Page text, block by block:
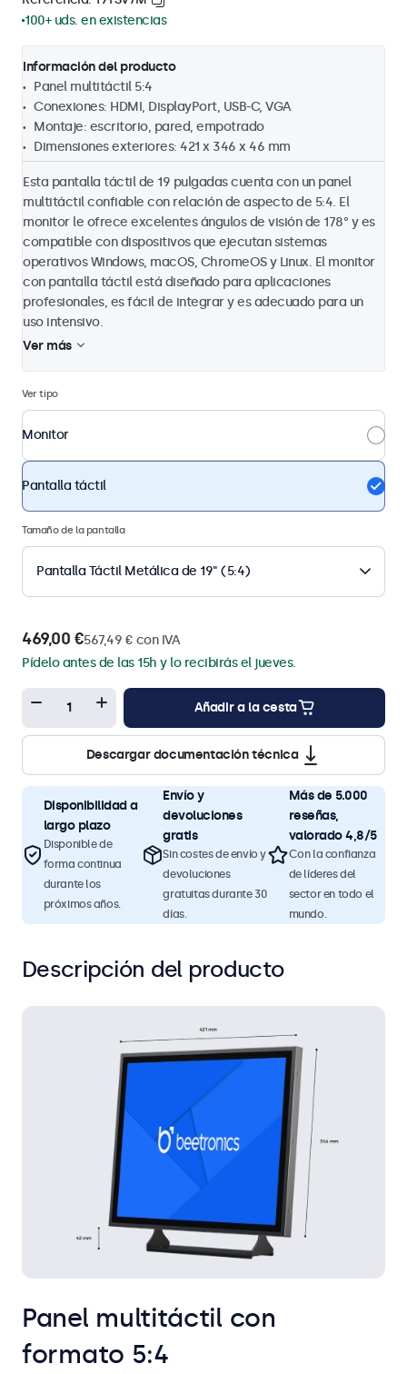
100+ uds. en existencias
Información del producto
Panel multitáctil 5:4
Conexiones: HDMI, DisplayPort, USB-C, VGA
Montaje: escritorio, pared, empotrado
Dimensiones exteriores: 421 x 346 x 46 mm
Esta pantalla táctil de 19 pulgadas cuenta con un panel
multitáctil confiable con relación de aspecto de 5:4. El
monitor le ofrece excelentes ángulos de visión de 178° y es
compatible con dispositivos que ejecutan sistemas
operativos Windows, macOS, ChromeOS y Linux. El monitor
con pantalla táctil está diseñado para aplicaciones
profesionales, es fácil de integrar y es adecuado para un
uso intensivo.
Ver más
Ver tipo
Monitor
Pantalla táctil
Tamaño de la pantalla
Pantalla Táctil Metálica de 19" (5:4)
469,00 €567,49 € con IVA
Pídelo antes de las 15h y lo recibirás el jueves.
Añadir a la cesta
Descargar documentación técnica
Disponibilidad a
largo plazo
Disponible de
forma continua
durante los
próximos años.
Envío y
devoluciones
gratis
Sin costes de envío y
devoluciones
gratuitas durante 30
días.
Más de 5.000
reseñas,
valorado 4,8/5
Con la confianza
de líderes del
sector en todo el
mundo.
Descripción del producto
Panel multitáctil con
formato 5:4